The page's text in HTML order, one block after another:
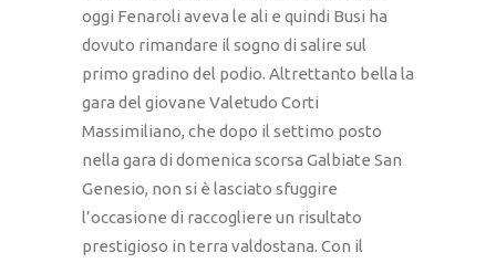
oggi Fenaroli aveva le ali e quindi Busi ha
dovuto rimandare il sogno di salire sul
primo gradino del podio. Altrettanto bella la
gara del giovane Valetudo Corti
Massimiliano, che dopo il settimo posto
nella gara di domenica scorsa Galbiate San
Genesio, non si è lasciato sfuggire
l’occasione di raccogliere un risultato
prestigioso in terra valdostana. Con il